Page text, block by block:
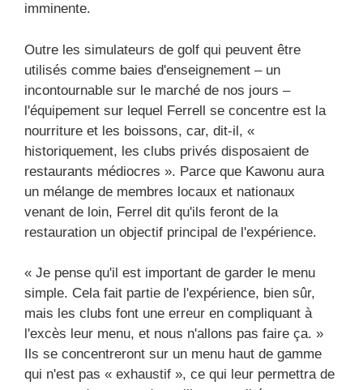
imminente.
Outre les simulateurs de golf qui peuvent être
utilisés comme baies d'enseignement – ​​un
incontournable sur le marché de nos jours –
l'équipement sur lequel Ferrell se concentre est la
nourriture et les boissons, car, dit-il, «
historiquement, les clubs privés disposaient de
restaurants médiocres ». Parce que Kawonu aura
un mélange de membres locaux et nationaux
venant de loin, Ferrel dit qu'ils feront de la
restauration un objectif principal de l'expérience.
« Je pense qu'il est important de garder le menu
simple. Cela fait partie de l'expérience, bien sûr,
mais les clubs font une erreur en compliquant à
l'excès leur menu, et nous n'allons pas faire ça. »
Ils se concentreront sur un menu haut de gamme
qui n'est pas « exhaustif », ce qui leur permettra de